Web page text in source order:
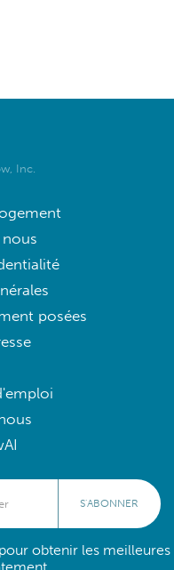
Inc.
posées
S'ABONNER
obtenir les meilleures